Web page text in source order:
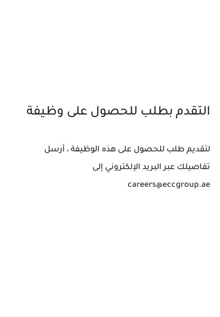
التقدم بطلب للحصول على وظيفة
لتقديم طلب للحصول على هذه الوظيفة ، أرسل
تفاصيلك عبر البريد الإلكتروني إلى
careers@eccgroup.ae